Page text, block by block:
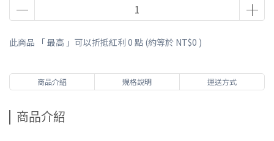
此商品 「 最高 」可以折抵紅利 0 點 (約等於 NT$0 )
商品介紹 規格說明 運送方式
商品介紹